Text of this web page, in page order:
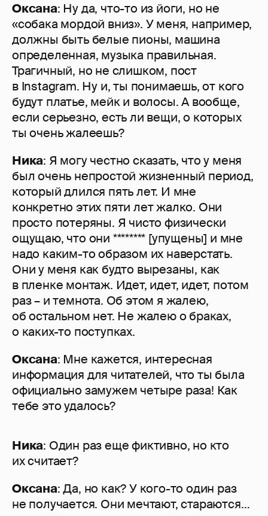
Оксана: Ну да, что-то из йоги, но не
«собака мордой вниз». У меня, например,
должны быть белые пионы, машина
определенная, музыка правильная.
Трагичный, но не слишком, пост
в Instagram. Ну и, ты понимаешь, от кого
будут платье, мейк и волосы. А вообще,
если серьезно, есть ли вещи, о которых
ты очень жалеешь?
Ника: Я могу честно сказать, что у меня
был очень непростой жизненный период,
который длился пять лет. И мне
конкретно этих пяти лет жалко. Они
просто потеряны. Я чисто физически
ощущаю, что они ******** [упущены] и мне
надо каким-то образом их наверстать.
Они у меня как будто вырезаны, как
в пленке монтаж. Идет, идет, идет, потом
раз – и темнота. Об этом я жалею,
об остальном нет. Не жалею о браках,
о каких-то поступках.
Оксана: Мне кажется, интересная
информация для читателей, что ты была
официально замужем четыре раза! Как
тебе это удалось?
Ника: Один раз еще фиктивно, но кто
их считает?
Оксана: Да, но как? У кого-то один раз
не получается. Они мечтают, стараются…